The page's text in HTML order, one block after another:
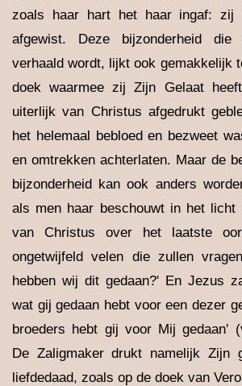
zoals haar hart het haar ingaf: zij
afgewist. Deze bijzonderheid
verhaald wordt, lijkt ook gemakkelijk
doek waarmee zij Zijn Gelaat
uiterlijk van Christus afgedrukt
het helemaal bebloed en bezweet
en omtrekken achterlaten. Maar de
bijzonderheid kan ook anders
als men haar beschouwt in het licht
van Christus over het laatste
ongetwijfeld velen die zullen
hebben wij dit gedaan?' En Jezus
wat gij gedaan hebt voor een dezer
broeders hebt gij voor Mij gedaan'
De Zaligmaker drukt namelijk Zijn
liefdedaad, zoals op de doek van